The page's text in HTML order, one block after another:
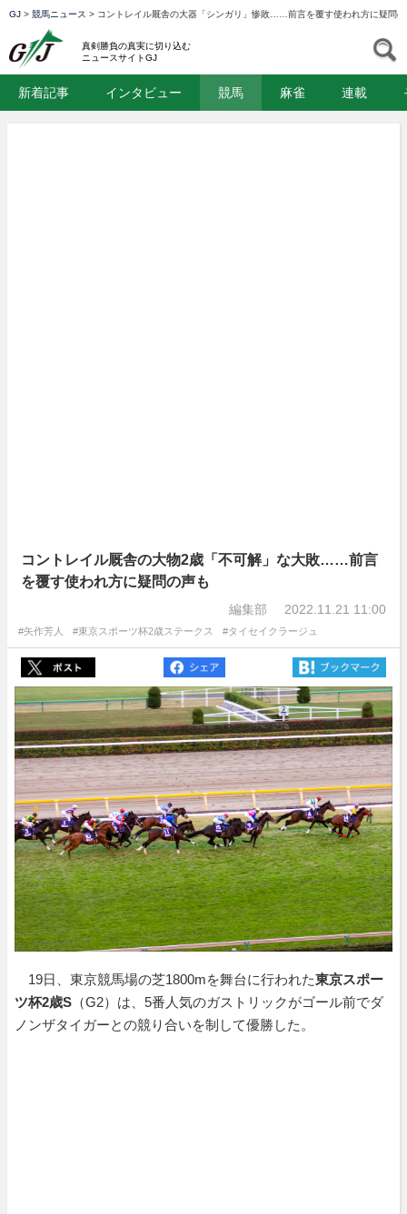
GJ > 競馬ニュース > コントレイル厩舎の大器「シンガリ」惨敗……前言を覆す使われ方に疑問
真剣勝負の真実に切り込む
ニュースサイトGJ
新着記事 インタビュー 競馬 麻雀 連載
コントレイル厩舎の大物2歳「不可解」な大敗……前言
を覆す使われ方に疑問の声も
編集部 2022.11.21 11:00
#矢作芳人 #東京スポーツ杯2歳ステークス #タイセイクラージュ
19日、東京競馬場の芝1800mを舞台に行われた東京スポー
ツ杯2歳S （G2）は、5番人気のガストリックがゴール前でダ
ノンザタイガーとの競り合いを制して優勝した。